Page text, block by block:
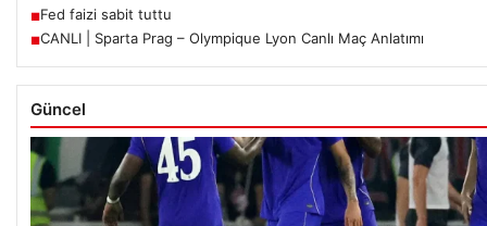
■Fed faizi sabit tuttu
■CANLI | Sparta Prag – Olympique Lyon Canlı Maç Anlatımı
Güncel